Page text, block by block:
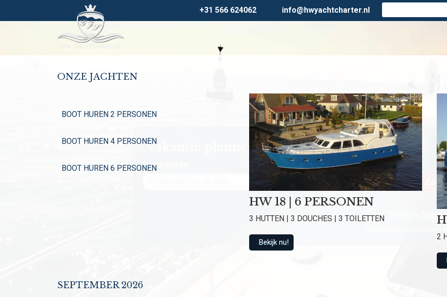
+31 566 624062 info@hwyachtcharter.nl
Vakantie planner
Reisperiode
Personen
First Minute
Met een gemiddelde
ONZE JACHTEN
BOOT HUREN 2 PERSONEN
BOOT HUREN 4 PERSONEN
BOOT HUREN 6 PERSONEN
HW 18 | 6 PERSONEN
3 HUTTEN | 3 DOUCHES | 3 TOILETTEN
Bekijk nu!
2
SEPTEMBER 2026